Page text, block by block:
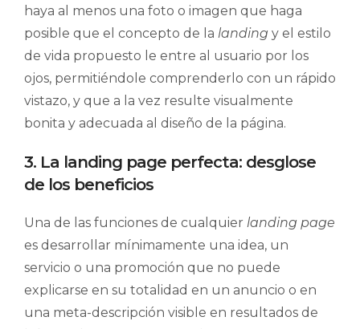
haya al menos una foto o imagen que haga
posible que el concepto de la landing y el estilo
de vida propuesto le entre al usuario por los
ojos, permitiéndole comprenderlo con un rápido
vistazo, y que a la vez resulte visualmente
bonita y adecuada al diseño de la página.
3. La landing page perfecta: desglose
de los beneficios
Una de las funciones de cualquier landing page
es desarrollar mínimamente una idea, un
servicio o una promoción que no puede
explicarse en su totalidad en un anuncio o en
una meta-descripción visible en resultados de